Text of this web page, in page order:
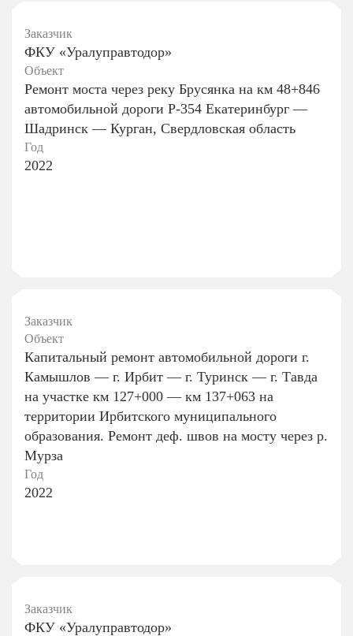
Заказчик
ФКУ «Уралуправтодор»
Объект
Ремонт моста через реку Брусянка на км 48+846
автомобильной дороги Р-354 Екатеринбург —
Шадринск — Курган, Свердловская область
Год
2022
Заказчик
Объект
Капитальный ремонт автомобильной дороги г.
Камышлов — г. Ирбит — г. Туринск — г. Тавда
на участке км 127+000 — км 137+063 на
территории Ирбитского муниципального
образования. Ремонт деф. швов на мосту через р.
Мурза
Год
2022
Заказчик
ФКУ «Уралуправтодор»